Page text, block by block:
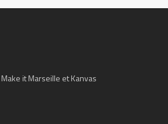
Make it Marseille etKanvas